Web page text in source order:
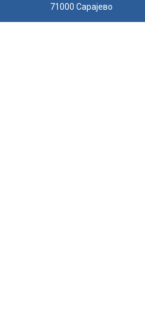
71000 Сарајево